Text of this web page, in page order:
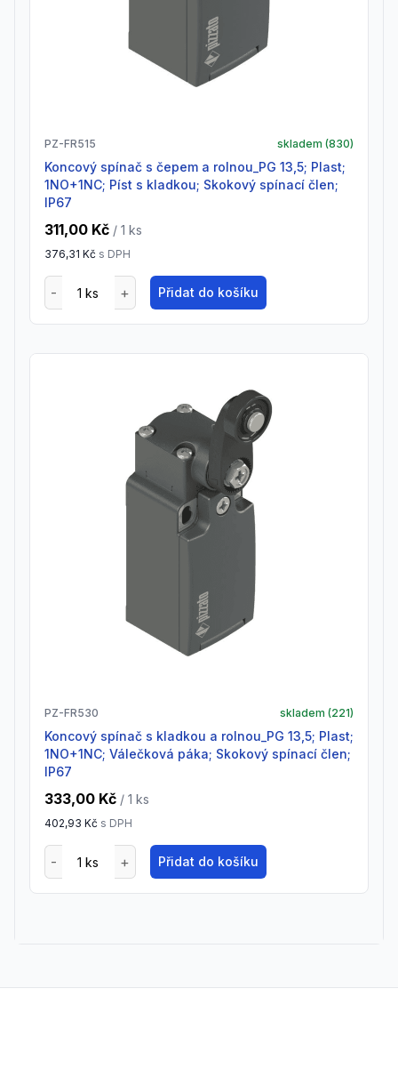
PZ-FR515 skladem (830)
Koncový spínač s čepem a rolnou_PG 13,5; Plast;
1NO+1NC; Píst s kladkou; Skokový spínací člen;
IP67
311,00 Kč / 1 ks
376,31 Kč s DPH
Přidat do košíku
PZ-FR530 skladem (221)
Koncový spínač s kladkou a rolnou_PG 13,5; Plast;
1NO+1NC; Válečková páka; Skokový spínací člen;
IP67
333,00 Kč / 1 ks
402,93 Kč s DPH
Přidat do košíku